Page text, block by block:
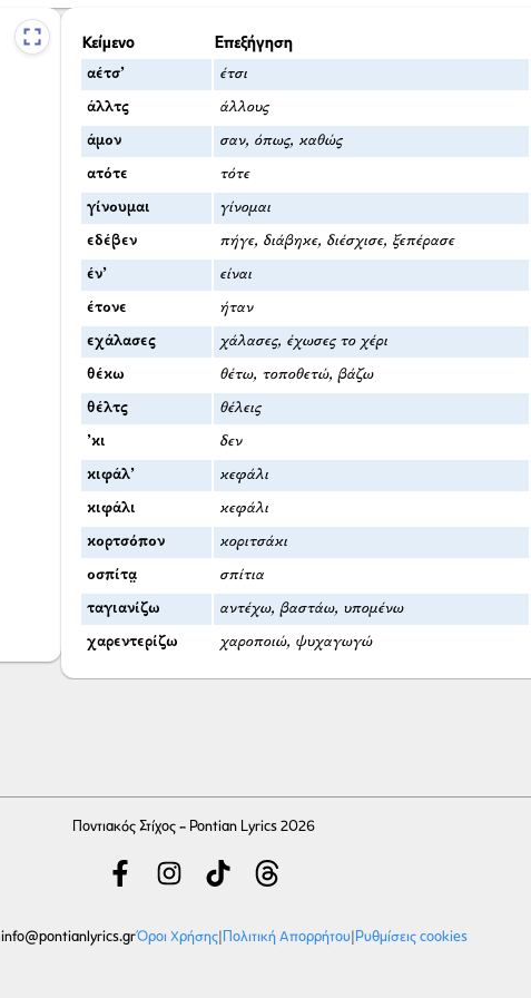
Κείμενο Επεξήγηση
αέτσ’ έτσι
άλλτς άλλους
άμον σαν, όπως, καθώς
ατότε τότε
γίνουμαι γίνομαι
εδέβεν πήγε, διάβηκε, διέσχισε, ξεπέρασε
έν’ είναι
έτονε ήταν
εχάλασες χάλασες, έχωσες το χέρι
θέκω θέτω, τοποθετώ, βάζω
θέλτς θέλεις
’κι δεν
κιφάλ’ κεφάλι
κιφάλι κεφάλι
κορτσόπον κοριτσάκι
οσπίτα̤ σπίτια
ταγιανίζω αντέχω, βαστάω, υπομένω
χαρεντερίζω χαροποιώ, ψυχαγωγώ
Ποντιακός Στίχος - Pontian Lyrics 2026
info@pontianlyrics.grΌροι Χρήσης| Πολιτική Απορρήτου| Ρυθμίσεις cookies